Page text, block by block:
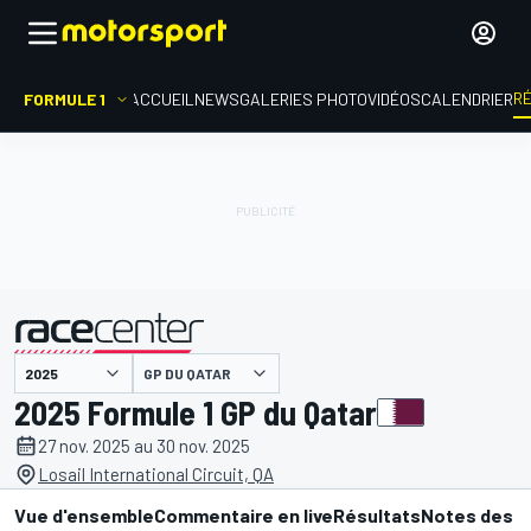
FORMULE 1 ACCUEIL NEWSGALERIES PHOTOVIDÉOSCALENDRIER
présenté par GP DU QATAR
2025 Formule 1 GP du Qatar
27 nov. 2025 au 30 nov. 2025
Losail International Circuit, QA
Vue d'ensembleCommentaire en liveRésultatsNotes des